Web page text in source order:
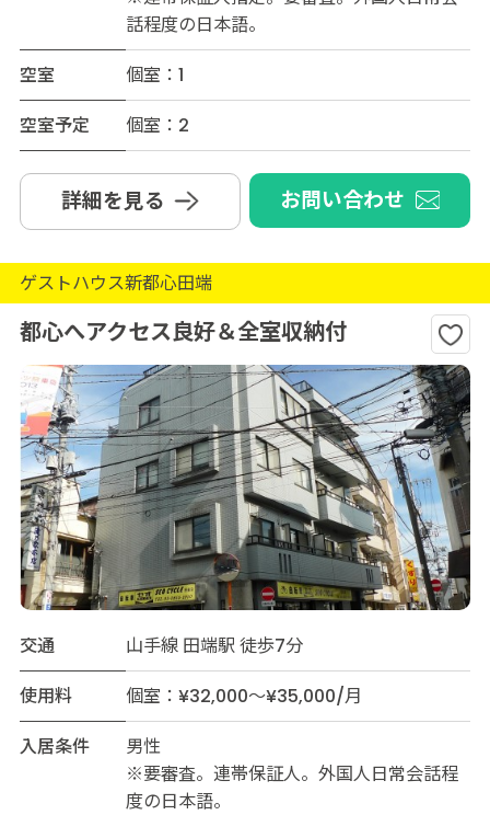
話程度の日本語。
空室
個室：1
空室予定
個室：2
詳細を見る お問い合わせ
ゲストハウス新都心田端
都心へアクセス良好＆全室収納付
交通
山手線 田端駅 徒歩7分
使用料
個室：¥32,000～¥35,000/月
入居条件
男性
※要審査。連帯保証人。外国人日常会話程
度の日本語。